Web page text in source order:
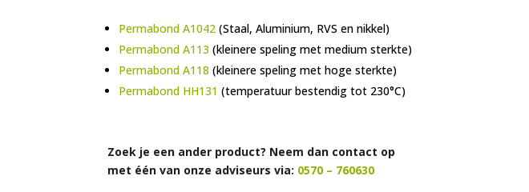
Permabond A1042 (Staal, Aluminium, RVS en nikkel)
Permabond A113 (kleinere speling met medium sterkte)
Permabond A118 (kleinere speling met hoge sterkte)
Permabond HH131 (temperatuur bestendig tot 230°C)
Zoek je een ander product? Neem dan contact op
met één van onze adviseurs via: 0570 – 760630